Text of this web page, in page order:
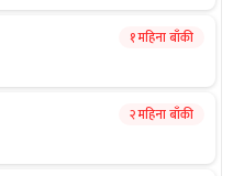
१ महिना बाँकी
२ महिना बाँकी